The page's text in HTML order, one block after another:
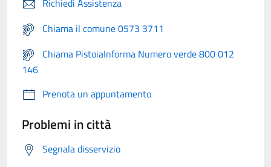
Richiedi Assistenza
Chiama il comune 0573 3711
Chiama PistoiaInforma Numero verde 800 012
146
Prenota un appuntamento
Problemi in città
Segnala disservizio